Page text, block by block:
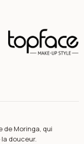
de Moringa, qui
douceur.